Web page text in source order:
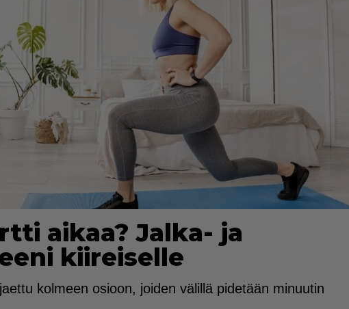
aikaa? Jalka- ja
kiireiselle
kolmeen osioon, joiden välillä pidetään minuutin